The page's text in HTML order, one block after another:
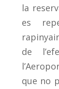
la
es
de
que no